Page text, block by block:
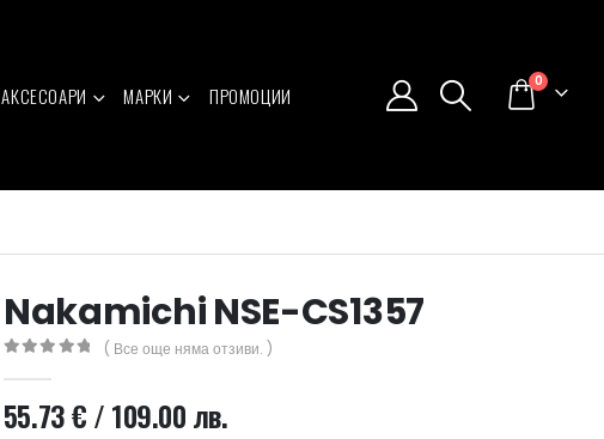
АКСЕСОАРИ МАРКИ ПРОМОЦИИ
0
Nakamichi NSE-CS1357
( Все още няма отзиви. )
55.73€/ 109.00 лв.